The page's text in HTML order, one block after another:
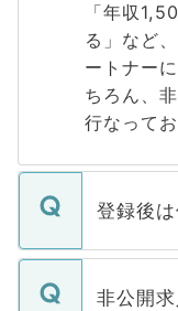
「年収
る」など
ートナー
ちろん、
行なってお
登録後
ご登録い
登録内容
非公開